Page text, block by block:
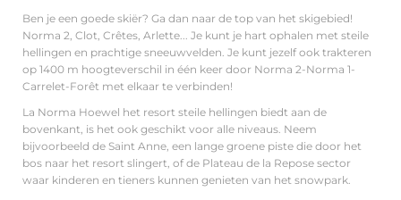
Ben je een goede skiër? Ga dan naar de top van het skigebied!
Norma 2, Clot, Crêtes, Arlette... Je kunt je hart ophalen met steile
hellingen en prachtige sneeuwvelden. Je kunt jezelf ook trakteren
op 1400 m hoogteverschil in één keer door Norma 2-Norma 1-
Carrelet-Forêt met elkaar te verbinden!
La Norma Hoewel het resort steile hellingen biedt aan de
bovenkant, is het ook geschikt voor alle niveaus. Neem
bijvoorbeeld de Saint Anne, een lange groene piste die door het
bos naar het resort slingert, of de Plateau de la Repose sector
waar kinderen en tieners kunnen genieten van het snowpark.